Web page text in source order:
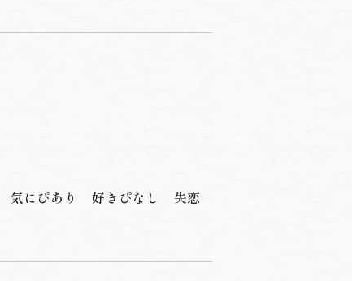
気にぴあり 好きぴなし
失恋